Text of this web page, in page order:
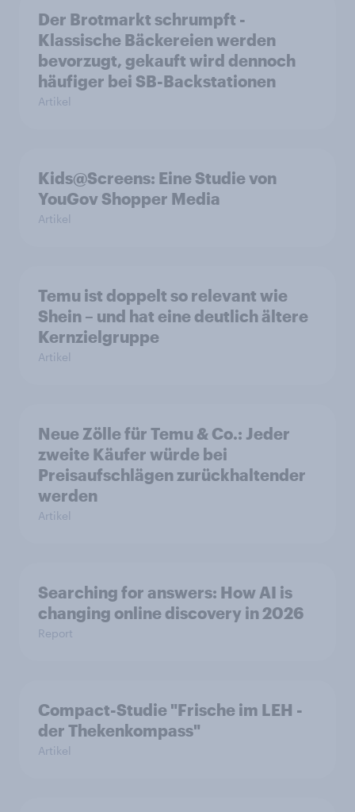
Der Brotmarkt schrumpft -
Klassische Bäckereien werden
bevorzugt, gekauft wird dennoch
häufiger bei SB-Backstationen
Artikel
Kids@Screens: Eine Studie von
YouGov Shopper Media
Artikel
Temu ist doppelt so relevant wie
Shein – und hat eine deutlich ältere
Kernzielgruppe
Artikel
Neue Zölle für Temu & Co.: Jeder
zweite Käufer würde bei
Preisaufschlägen zurückhaltender
werden
Artikel
Searching for answers: How AI is
changing online discovery in 2026
Report
Compact-Studie "Frische im LEH -
der Thekenkompass"
Artikel